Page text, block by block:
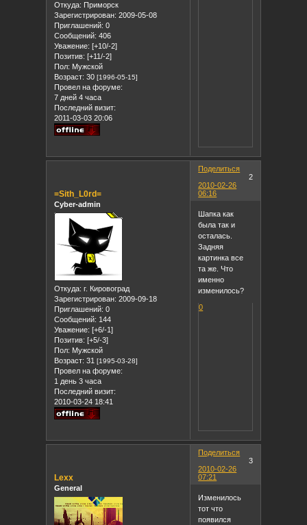
Откуда: Приморск
Зарегистрирован: 2009-05-08
Приглашений: 0
Сообщений: 406
Уважение: [+10/-2]
Позитив: [+11/-2]
Пол: Мужской
Возраст: 30[1996-05-15]
Провел на форуме:
7 дней 4 часа
Последний визит:
2011-03-03 20:06
Поделиться
2
2010-02-26
06:16
=Sith_L0rd=
Cyber-admin
Откуда: г. Кировоград
Зарегистрирован: 2009-09-18
Приглашений: 0
Сообщений: 144
Уважение: [+6/-1]
Позитив: [+5/-3]
Пол: Мужской
Возраст: 31[1995-03-28]
Провел на форуме:
1 день 3 часа
Последний визит:
2010-03-24 18:41
Шапка как
была так и
осталась.
Задняя
картинка все
та же. Что
именно
изменилось?
0
Поделиться
3
2010-02-26
07:21
Lexx
General
Изменилось
тот что
появился